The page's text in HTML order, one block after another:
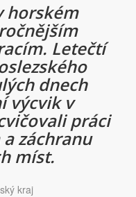
horském
Letečtí
dnech
výcvik v
práci
záchranu
míst.
kraj